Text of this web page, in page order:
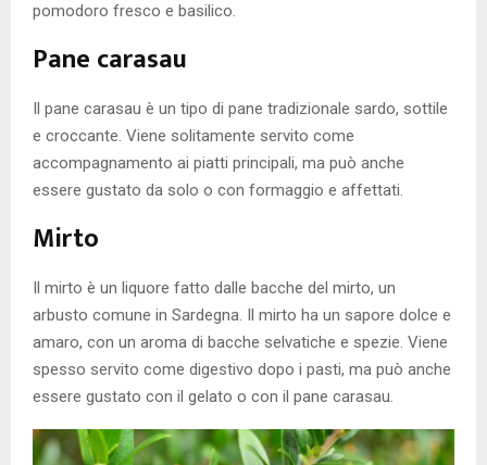
pomodoro fresco e basilico.
Pane carasau
Il pane carasau è un tipo di pane tradizionale sardo, sottile
e croccante. Viene solitamente servito come
accompagnamento ai piatti principali, ma può anche
essere gustato da solo o con formaggio e affettati.
Mirto
Il mirto è un liquore fatto dalle bacche del mirto, un
arbusto comune in Sardegna. Il mirto ha un sapore dolce e
amaro, con un aroma di bacche selvatiche e spezie. Viene
spesso servito come digestivo dopo i pasti, ma può anche
essere gustato con il gelato o con il pane carasau.